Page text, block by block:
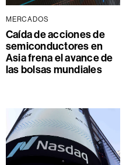
MERCADOS
Caída de acciones de
semiconductores en
Asia frena el avance de
las bolsas mundiales